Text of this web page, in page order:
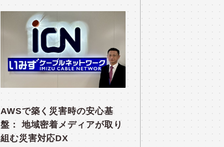
AWSで築く災害時の安心基
盤： 地域密着メディアが取り
組む災害対応DX